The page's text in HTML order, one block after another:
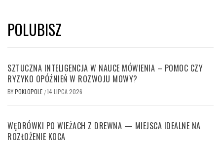
POLUBISZ
SZTUCZNA INTELIGENCJA W NAUCE MÓWIENIA – POMOC CZY
RYZYKO OPÓŹNIEŃ W ROZWOJU MOWY?
BYPOKLOPOLE /14 LIPCA 2026
WĘDRÓWKI PO WIEŻACH Z DREWNA — MIEJSCA IDEALNE NA
ROZŁOŻENIE KOCA